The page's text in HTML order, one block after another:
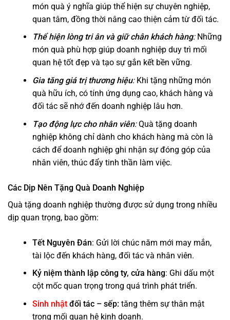
món quà ý nghĩa giúp thể hiện sự chuyên nghiệp,
quan tâm, đồng thời nâng cao thiện cảm từ đối tác.
Thể hiện lòng tri ân và giữ chân khách hàng:Những
món quà phù hợp giúp doanh nghiệp duy trì mối
quan hệ tốt đẹp và tạo sự gắn kết bền vững.
Gia tăng giá trị thương hiệu:Khi tặng những món
quà hữu ích, có tính ứng dụng cao, khách hàng và
đối tác sẽ nhớ đến doanh nghiệp lâu hơn.
Tạo động lực cho nhân viên:Quà tặng doanh
nghiệp không chỉ dành cho khách hàng mà còn là
cách để doanh nghiệp ghi nhận sự đóng góp của
nhân viên, thúc đẩy tinh thần làm việc.
Các Dịp Nên Tặng Quà Doanh Nghiệp
Quà tặng doanh nghiệp thường được sử dụng trong nhiều
dịp quan trọng, bao gồm:
Tết Nguyên Đán: Gửi lời chúc năm mới may mắn,
tài lộc đến khách hàng, đối tác và nhân viên.
Kỷ niệm thành lập công ty, cửa hàng: Ghi dấu một
cột mốc quan trọng trong quá trình phát triển.
Sinh nhật đối tác – sếp: tăng thêm sự thân mật
trong mối quan hệ kinh doanh.